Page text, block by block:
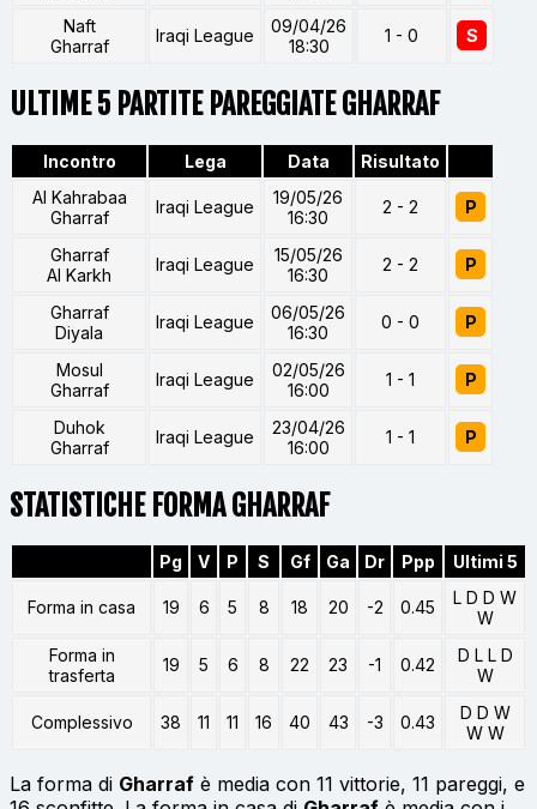
Naft
Gharraf
Iraqi League
09/04/26
18:30
1 - 0 S
ULTIME 5 PARTITE PAREGGIATE GHARRAF
Incontro Lega Data
Risultato
Al Kahrabaa
Gharraf
Iraqi League
19/05/26
16:30
2 - 2 P
Gharraf
Al Karkh
Iraqi League
15/05/26
16:30
2 - 2 P
Gharraf
Diyala
Iraqi League
06/05/26
16:30
0 - 0 P
Mosul
Gharraf
Iraqi League
02/05/26
16:00
1 - 1 P
Duhok
Gharraf
Iraqi League
23/04/26
16:00
1 - 1 P
STATISTICHE FORMA GHARRAF
Pg V P S Gf Ga Dr Ppp Ultimi 5
Forma in casa 19 6 5 8 18 20 -2 0.45
L D D W
W
Forma in
trasferta
19 5 6 8 22 23 -1 0.42
D L L D
W
Complessivo 38 11 11 16 40 43 -3 0.43
D D W
W W
La forma di Gharraf è media con 11 vittorie, 11 pareggi, e